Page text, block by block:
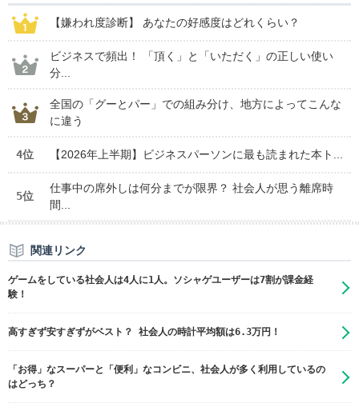
【嫌われ度診断】 あなたの好感度はどれくらい？
ビジネスで頻出！ 「頂く」と「いただく」の正しい使い
分...
全国の「グーとパー」での組み分け、地方によってこんな
に違う
4位 【2026年上半期】ビジネスパーソンに最も読まれた本ト...
5位
仕事中の席外しは何分までが限界？ 社会人が思う離席時
間...
関連リンク
ゲームをしている社会人は4人に1人。ソシャゲユーザーは7割が課金経
験！
高すぎず安すぎずがベスト？ 社会人の時計平均額は6.3万円！
「お得」なスーパーと「便利」なコンビニ、社会人が多く利用しているの
はどっち？